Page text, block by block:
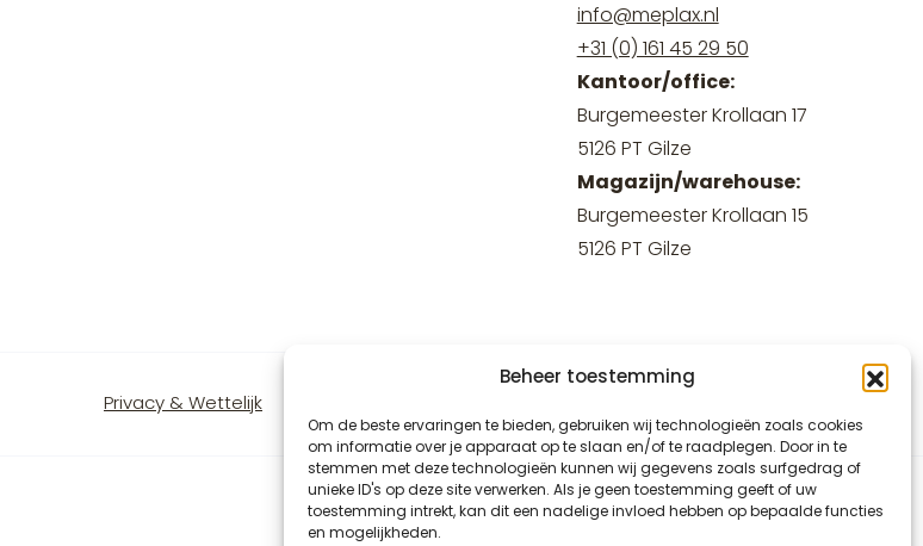
Beheer toestemming
Om de beste ervaringen te bieden, gebruiken wij technologieën zoals cookies
om informatie over je apparaat op te slaan en/of te raadplegen. Door in te
stemmen met deze technologieën kunnen wij gegevens zoals surfgedrag of
unieke ID's op deze site verwerken. Als je geen toestemming geeft of uw
toestemming intrekt, kan dit een nadelige invloed hebben op bepaalde functies
en mogelijkheden.
info@meplax.nl
+31 (0) 161 45 29 50
Kantoor/office:
Burgemeester Krollaan 17
5126 PT Gilze
Magazijn/warehouse:
Burgemeester Krollaan 15
5126 PT Gilze
Privacy & Wettelijk